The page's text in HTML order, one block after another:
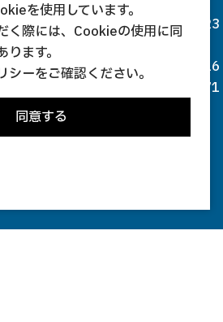
23
16
71
を使用しています。
く際には、Cookieの使用に同
ます。
シーをご確認ください。
同意する